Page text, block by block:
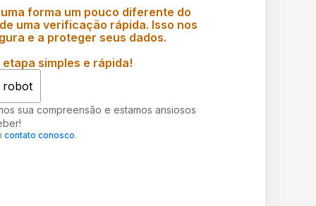
forma um pouco diferente do
uma verificação rápida. Isso nos
e a proteger seus dados.
simples e rápida!
robot
sua compreensão e estamos ansiosos
contato conosco.